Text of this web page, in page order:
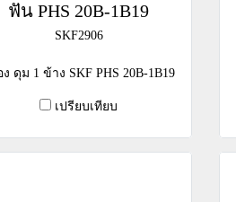
ฟัน PHS 20B-1B19
SKF2906
ง ดุม 1 ข้าง SKF PHS 20B-1B19
เปรียบเทียบ